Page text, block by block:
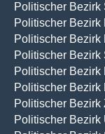
Politischer Bezirk
Politischer Bezirk
Politischer Bezirk
Politischer Bezirk
Politischer Bezirk
Politischer Bezirk
Politischer Bezirk
Politischer Bezirk